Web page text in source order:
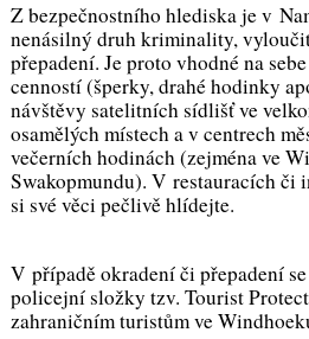
Z bezpečnostního hlediska je v
nenásilný druh kriminality,
přepadení. Je proto vhodné na
cenností (šperky, drahé hodinky
návštěvy satelitních sídlišť ve
osamělých místech a v centrech
večerních hodinách (zejména ve
Swakopmundu). V restauracích či
si své věci pečlivě hlídejte.
V případě okradení či přepadení
policejní složky tzv. Tourist
zahraničním turistům ve